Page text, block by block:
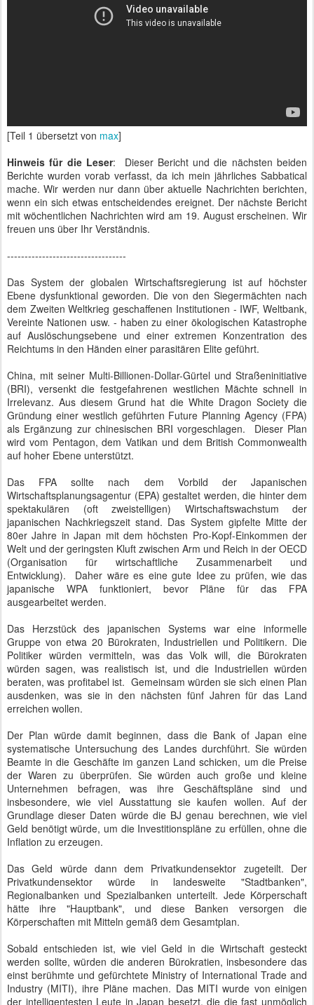
[Teil 1 übersetzt von max]
Hinweis für die Leser: Dieser Bericht und die nächsten beiden
Berichte wurden vorab verfasst, da ich mein jährliches Sabbatical
mache. Wir werden nur dann über aktuelle Nachrichten berichten,
wenn ein sich etwas entscheidendes ereignet. Der nächste Bericht
mit wöchentlichen Nachrichten wird am 19. August erscheinen. Wir
freuen uns über Ihr Verständnis.
----------------------------------
Das System der globalen Wirtschaftsregierung ist auf höchster
Ebene dysfunktional geworden. Die von den Siegermächten nach
dem Zweiten Weltkrieg geschaffenen Institutionen - IWF, Weltbank,
Vereinte Nationen usw. - haben zu einer ökologischen Katastrophe
auf Auslöschungsebene und einer extremen Konzentration des
Reichtums in den Händen einer parasitären Elite geführt.
China, mit seiner Multi-Billionen-Dollar-Gürtel und Straßeninitiative
(BRI), versenkt die festgefahrenen westlichen Mächte schnell in
Irrelevanz. Aus diesem Grund hat die White Dragon Society die
Gründung einer westlich geführten Future Planning Agency (FPA)
als Ergänzung zur chinesischen BRI vorgeschlagen. Dieser Plan
wird vom Pentagon, dem Vatikan und dem British Commonwealth
auf hoher Ebene unterstützt.
Das FPA sollte nach dem Vorbild der Japanischen
Wirtschaftsplanungsagentur (EPA) gestaltet werden, die hinter dem
spektakulären (oft zweistelligen) Wirtschaftswachstum der
japanischen Nachkriegszeit stand. Das System gipfelte Mitte der
80er Jahre in Japan mit dem höchsten Pro-Kopf-Einkommen der
Welt und der geringsten Kluft zwischen Arm und Reich in der OECD
(Organisation für wirtschaftliche Zusammenarbeit und
Entwicklung). Daher wäre es eine gute Idee zu prüfen, wie das
japanische WPA funktioniert, bevor Pläne für das FPA
ausgearbeitet werden.
Das Herzstück des japanischen Systems war eine informelle
Gruppe von etwa 20 Bürokraten, Industriellen und Politikern. Die
Politiker würden vermitteln, was das Volk will, die Bürokraten
würden sagen, was realistisch ist, und die Industriellen würden
beraten, was profitabel ist. Gemeinsam würden sie sich einen Plan
ausdenken, was sie in den nächsten fünf Jahren für das Land
erreichen wollen.
Der Plan würde damit beginnen, dass die Bank of Japan eine
systematische Untersuchung des Landes durchführt. Sie würden
Beamte in die Geschäfte im ganzen Land schicken, um die Preise
der Waren zu überprüfen. Sie würden auch große und kleine
Unternehmen befragen, was ihre Geschäftspläne sind und
insbesondere, wie viel Ausstattung sie kaufen wollen. Auf der
Grundlage dieser Daten würde die BJ genau berechnen, wie viel
Geld benötigt würde, um die Investitionspläne zu erfüllen, ohne die
Inflation zu erzeugen.
Das Geld würde dann dem Privatkundensektor zugeteilt. Der
Privatkundensektor würde in landesweite "Stadtbanken",
Regionalbanken und Spezialbanken unterteilt. Jede Körperschaft
hätte ihre "Hauptbank", und diese Banken versorgen die
Körperschaften mit Mitteln gemäß dem Gesamtplan.
Sobald entschieden ist, wie viel Geld in die Wirtschaft gesteckt
werden sollte, würden die anderen Bürokratien, insbesondere das
einst berühmte und gefürchtete Ministry of International Trade and
Industry (MITI), ihre Pläne machen. Das MITI wurde von einigen
der intelligentesten Leute in Japan besetzt, die die fast unmöglich